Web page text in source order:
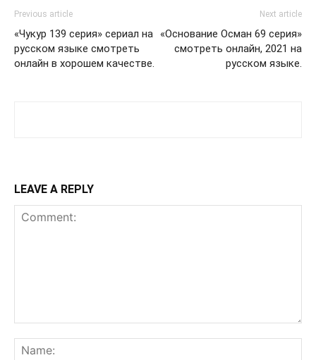
Previous article
«Чукур 139 серия» сериал на
русском языке смотреть
онлайн в хорошем качестве.
Next article
«Основание Осман 69 серия»
смотреть онлайн, 2021 на
русском языке.
LEAVE A REPLY